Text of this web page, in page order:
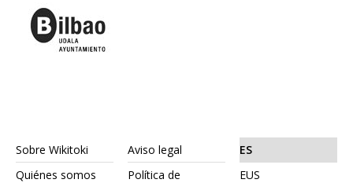
Sobre Wikitoki
Quiénes somos
Aviso legal
Política de
ES
EUS